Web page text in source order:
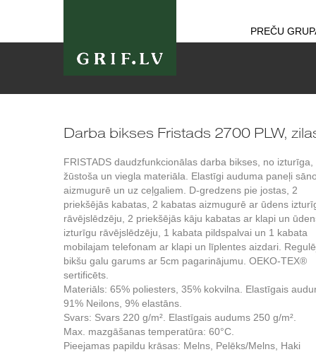
PREČU
Darba bikses Fristads 2700 PLW,
FRISTADS daudzfunkcionālas darba bikses, no izturīga,
žūstoša un viegla materiāla. Elastīgi auduma paneļi
aizmugurē un uz ceļgaliem. D-gredzens pie jostas, 2
priekšējās kabatas, 2 kabatas aizmugurē ar ūdens
rāvējslēdzēju, 2 priekšējās kāju kabatas ar klapi un
izturīgu rāvējslēdzēju, 1 kabata pildspalvai un 1 kabata
mobilajam telefonam ar klapi un līplentes aizdari.
bikšu galu garums ar 5cm pagarinājumu. OEKO-TEX®
sertificēts.
Materiāls: 65% poliesters, 35% kokvilna. Elastīgais
91% Neilons, 9% elastāns.
Svars: Svars 220 g/m². Elastīgais audums 250 g/m².
Max. mazgāšanas temperatūra: 60°C.
Pieejamas papildu krāsas: Melns, Pelēks/Melns, Haki